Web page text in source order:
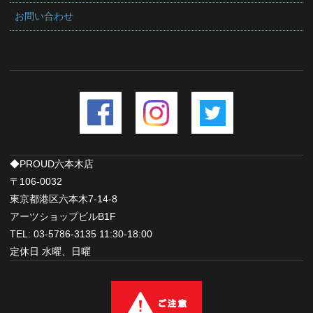
お問い合わせ
◆PROUD六本木店
〒106-0032
東京都港区六本木7-14-8
アーツショップビルB1F
TEL: 03-5786-3135 11:30-18:00
定休日 水曜、日曜